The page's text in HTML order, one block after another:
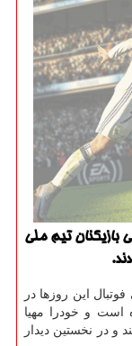
بازیکنان تیم ملی
این روزها در
است و خودرا مهیا
در نخستین دیدار